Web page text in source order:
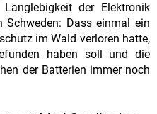
der Elektronik
Dass einmal ein
im Wald verloren hatte,
haben soll und die
der Batterien immer noch